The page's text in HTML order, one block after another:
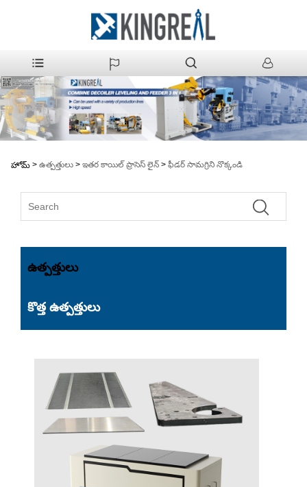
హోమ్ > ఉత్పత్తులు > ఇతర కాయిల్ ప్రాసెస్ లైన్ > ఫీడర్ సామగ్రిని నొక్కండి
ఉత్పత్తులు
కొత్త ఉత్పత్తులు